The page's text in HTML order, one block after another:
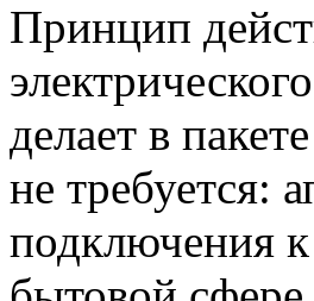
Принцип
делает в
не требуется:
подключения к